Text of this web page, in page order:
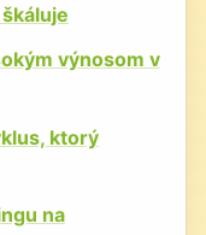
výnosom v
ktorý
na